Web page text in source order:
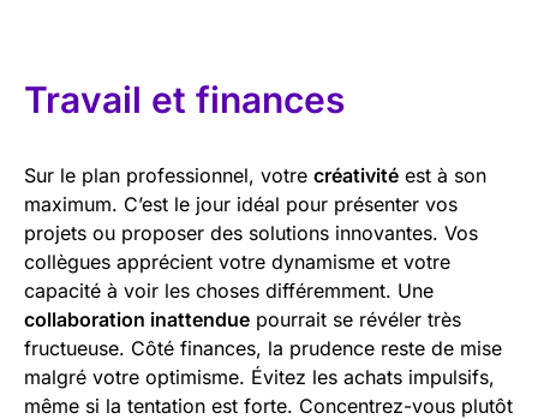
Travail et finances
Sur le plan professionnel, votre créativité est à son
maximum. C’est le jour idéal pour présenter vos
projets ou proposer des solutions innovantes. Vos
collègues apprécient votre dynamisme et votre
capacité à voir les choses différemment. Une
collaboration inattendue pourrait se révéler très
fructueuse. Côté finances, la prudence reste de mise
malgré votre optimisme. Évitez les achats impulsifs,
même si la tentation est forte. Concentrez-vous plutôt